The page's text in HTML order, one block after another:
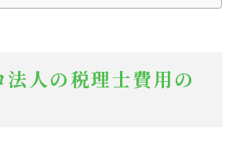
法人の税理士費用の